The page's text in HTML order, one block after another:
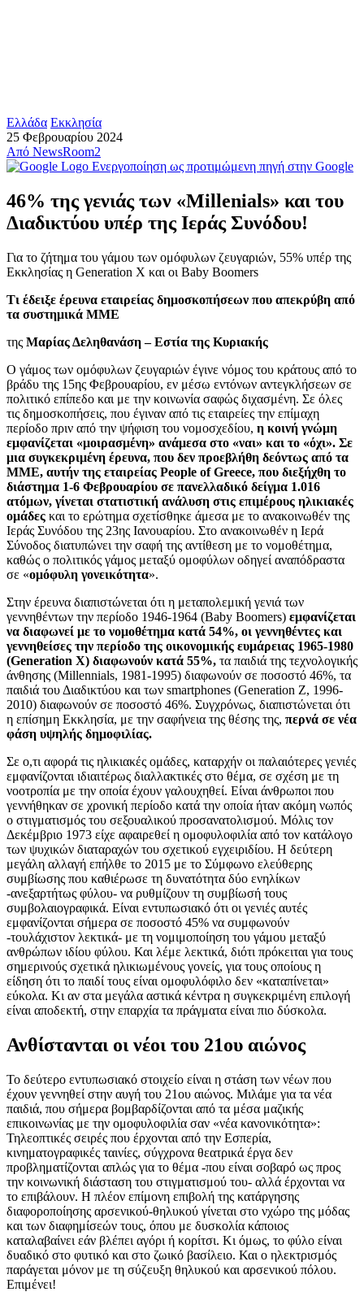
Ελλάδα Εκκλησία
25 Φεβρουαρίου 2024
Από NewsRoom2
Ενεργοποίηση ως προτιμώμενη πηγή στην Google
46% της γενιάς των «Millenials» και του
Διαδικτύου υπέρ της Ιεράς Συνόδου!
Για το ζήτημα του γάμου των ομόφυλων ζευγαριών, 55% υπέρ της
Εκκλησίας η Generation X και οι Baby Boomers
Τι έδειξε έρευνα εταιρείας δημοσκοπήσεων που απεκρύβη από
τα συστημικά ΜΜΕ
της Μαρίας Δεληθανάση – Εστία της Κυριακής
Ο γάμος των ομόφυλων ζευγαριών έγινε νόμος του κράτους από το
βράδυ της 15ης Φεβρουαρίου, εν μέσω εντόνων αντεγκλήσεων σε
πολιτικό επίπεδο και με την κοινωνία σαφώς διχασμένη. Σε όλες
τις δημοσκοπήσεις, που έγιναν από τις εταιρείες την επίμαχη
περίοδο πριν από την ψήφιση του νομοσχεδίου, η κοινή γνώμη
εμφανίζεται «μοιρασμένη» ανάμεσα στο «ναι» και το «όχι». Σε
μια συγκεκριμένη έρευνα, που δεν προεβλήθη δεόντως από τα
ΜΜΕ, αυτήν της εταιρείας People of Greece, που διεξήχθη το
διάστημα 1-6 Φεβρουαρίου σε πανελλαδικό δείγμα 1.016
ατόμων, γίνεται στατιστική ανάλυση στις επιμέρους ηλικιακές
ομάδες και το ερώτημα σχετίσθηκε άμεσα με το ανακοινωθέν της
Ιεράς Συνόδου της 23ης Ιανουαρίου. Στο ανακοινωθέν η Ιερά
Σύνοδος διατυπώνει την σαφή της αντίθεση με το νομοθέτημα,
καθώς ο πολιτικός γάμος μεταξύ ομοφύλων οδηγεί αναπόδραστα
σε «ομόφυλη γονεικότητα».
Στην έρευνα διαπιστώνεται ότι η μεταπολεμική γενιά των
γεννηθέντων την περίοδο 1946-1964 (Baby Boomers) εμφανίζεται
να διαφωνεί με το νομοθέτημα κατά 54%, οι γεννηθέντες και
γεννηθείσες την περίοδο της οικονομικής ευμάρειας 1965-1980
(Generation X) διαφωνούν κατά 55%, τα παιδιά της τεχνολογικής
άνθησης (Millennials, 1981-1995) διαφωνούν σε ποσοστό 46%, τα
παιδιά του Διαδικτύου και των smartphones (Generation Z, 1996-
2010) διαφωνούν σε ποσοστό 46%. Συγχρόνως, διαπιστώνεται ότι
η επίσημη Εκκλησία, με την σαφήνεια της θέσης της, περνά σε νέα
φάση υψηλής δημοφιλίας.
Σε ο,τι αφορά τις ηλικιακές ομάδες, καταρχήν οι παλαιότερες γενιές
εμφανίζονται ιδιαιτέρως διαλλακτικές στο θέμα, σε σχέση με τη
νοοτροπία με την οποία έχουν γαλουχηθεί. Είναι άνθρωποι που
γεννήθηκαν σε χρονική περίοδο κατά την οποία ήταν ακόμη νωπός
ο στιγματισμός του σεξουαλικού προσανατολισμού. Μόλις τον
Δεκέμβριο 1973 είχε αφαιρεθεί η ομοφυλοφιλία από τον κατάλογο
των ψυχικών διαταραχών του σχετικού εγχειριδίου. Η δεύτερη
μεγάλη αλλαγή επήλθε το 2015 με το Σύμφωνο ελεύθερης
συμβίωσης που καθιέρωσε τη δυνατότητα δύο ενηλίκων
-ανεξαρτήτως φύλου- να ρυθμίζουν τη συμβίωσή τους
συμβολαιογραφικά. Είναι εντυπωσιακό ότι οι γενιές αυτές
εμφανίζονται σήμερα σε ποσοστό 45% να συμφωνούν
-τουλάχιστον λεκτικά- με τη νομιμοποίηση του γάμου μεταξύ
ανθρώπων ιδίου φύλου. Και λέμε λεκτικά, διότι πρόκειται για τους
σημερινούς σχετικά ηλικιωμένους γονείς, για τους οποίους η
είδηση ότι το παιδί τους είναι ομοφυλόφιλο δεν «καταπίνεται»
εύκολα. Κι αν στα μεγάλα αστικά κέντρα η συγκεκριμένη επιλογή
είναι αποδεκτή, στην επαρχία τα πράγματα είναι πιο δύσκολα.
Ανθίστανται οι νέοι του 21ου αιώνος
Το δεύτερο εντυπωσιακό στοιχείο είναι η στάση των νέων που
έχουν γεννηθεί στην αυγή του 21ου αιώνος. Μιλάμε για τα νέα
παιδιά, που σήμερα βομβαρδίζονται από τα μέσα μαζικής
επικοινωνίας με την ομοφυλοφιλία σαν «νέα κανονικότητα»:
Τηλεοπτικές σειρές που έρχονται από την Εσπερία,
κινηματογραφικές ταινίες, σύγχρονα θεατρικά έργα δεν
προβληματίζονται απλώς για το θέμα -που είναι σοβαρό ως προς
την κοινωνική διάσταση του στιγματισμού του- αλλά έρχονται να
το επιβάλουν. Η πλέον επίμονη επιβολή της κατάργησης
διαφοροποίησης αρσενικού-θηλυκού γίνεται στο νχώρο της μόδας
και των διαφημίσεών τους, όπου με δυσκολία κάποιος
καταλαβαίνει εάν βλέπει αγόρι ή κορίτσι. Κι όμως, το φύλο είναι
δυαδικό στο φυτικό και στο ζωικό βασίλειο. Και ο ηλεκτρισμός
παράγεται μόνον με τη σύζευξη θηλυκού και αρσενικού πόλου.
Επιμένει!